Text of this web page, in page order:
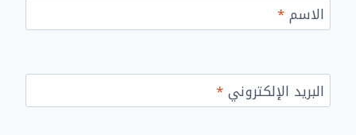
الاسم*
البريد الإلكتروني*